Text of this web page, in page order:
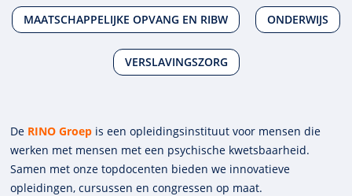
MAATSCHAPPELIJKE OPVANG EN RIBW ONDERWIJS
VERSLAVINGSZORG
De RINO Groep is een opleidings­insti­tuut voor mensen die
werken met mensen met een psychische kwets­baar­heid.
Samen met onze top­docenten bieden we innova­tieve
opleidingen, cursussen en congres­sen op maat.